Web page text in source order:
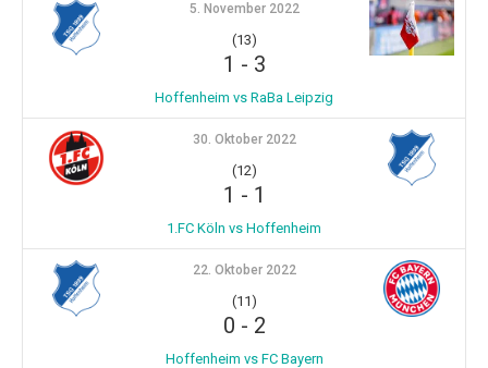
5. November 2022
(13)
1 - 3
Hoffenheim vs RaBa Leipzig
30. Oktober 2022
(12)
1 - 1
1.FC Köln vs Hoffenheim
22. Oktober 2022
(11)
0 - 2
Hoffenheim vs FC Bayern